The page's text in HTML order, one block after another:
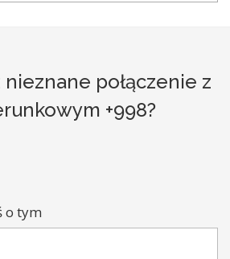
nieznane połączenie z
+998?
o tym